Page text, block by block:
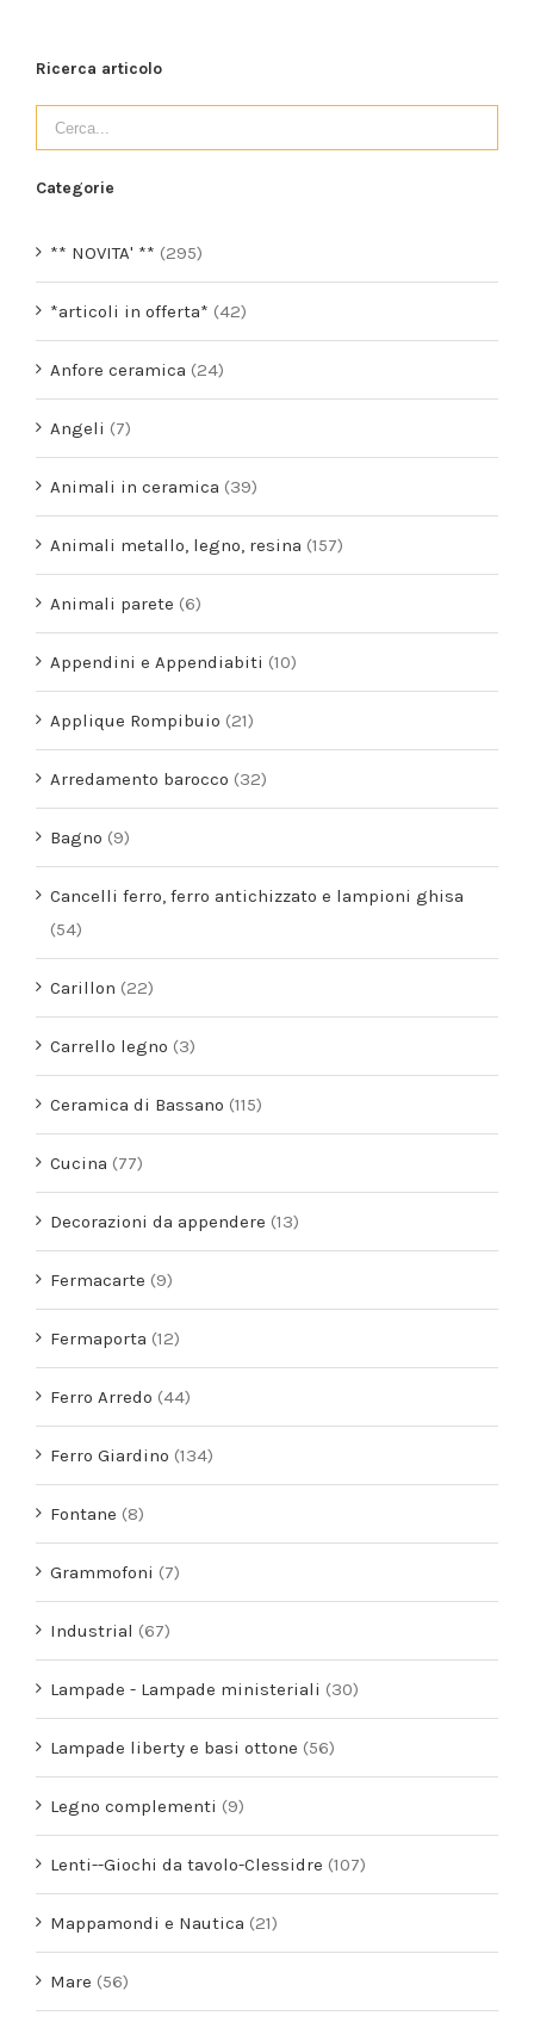
Ricerca articolo
Categorie
** NOVITA' ** (295)
*articoli in offerta* (42)
Anfore ceramica (24)
Angeli (7)
Animali in ceramica (39)
Animali metallo, legno, resina (157)
Animali parete (6)
Appendini e Appendiabiti (10)
Applique Rompibuio (21)
Arredamento barocco (32)
Bagno (9)
Cancelli ferro, ferro antichizzato e lampioni ghisa
(54)
Carillon (22)
Carrello legno (3)
Ceramica di Bassano (115)
Cucina (77)
Decorazioni da appendere (13)
Fermacarte (9)
Fermaporta (12)
Ferro Arredo (44)
Ferro Giardino (134)
Fontane (8)
Grammofoni (7)
Industrial (67)
Lampade - Lampade ministeriali (30)
Lampade liberty e basi ottone (56)
Legno complementi (9)
Lenti--Giochi da tavolo-Clessidre (107)
Mappamondi e Nautica (21)
Mare (56)